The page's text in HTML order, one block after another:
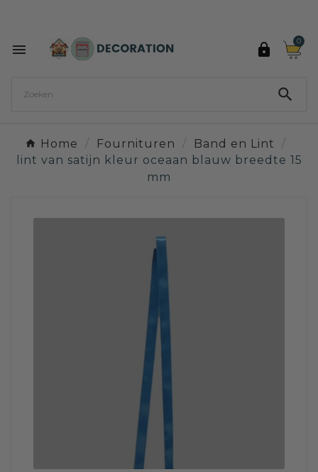
 
0

Home Fournituren
Band en Lint
lint van satijn kleur oceaan blauw breedte 15
mm